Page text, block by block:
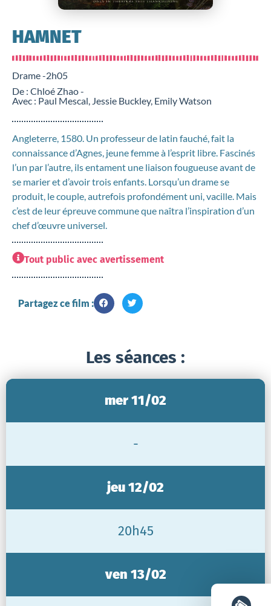
HAMNET
Drame -2h05
De : Chloé Zhao -
Avec : Paul Mescal, Jessie Buckley, Emily Watson
Angleterre, 1580. Un professeur de latin fauché, fait la
connaissance d’Agnes, jeune femme à l’esprit libre. Fascinés
l’un par l’autre, ils entament une liaison fougueuse avant de
se marier et d’avoir trois enfants. Lorsqu’un drame se
produit, le couple, autrefois profondément uni, vacille. Mais
c’est de leur épreuve commune que naîtra l’inspiration d’un
chef d’œuvre universel.
Tout public avec avertissement
Partagez ce film :
Les séances :
mer 11/02
-
jeu 12/02
20h45
ven 13/02